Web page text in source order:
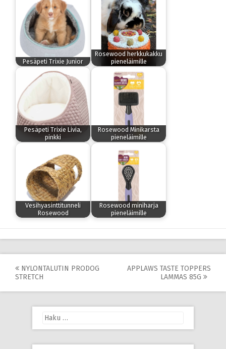
Pesäpeti Trixie Junior
Rosewood herkkukakku
pieneläimille
Pesäpeti Trixie Livia,
pinkki
Rosewood Minikarsta
pieneläimille
Vesihyasinttitunneli
Rosewood
Rosewood miniharja
pieneläimille
Post
NYLONTALUTIN PRODOG
STRETCH
APPLAWS TASTE TOPPERS
LAMMAS 85G
Haku: